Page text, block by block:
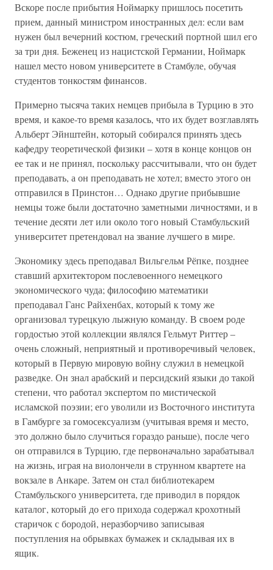
Вскоре после прибытия Ноймарку пришлось посетить
прием, данный министром иностранных дел: если вам
нужен был вечерний костюм, греческий портной шил его
за три дня. Беженец из нацистской Германии, Ноймарк
нашел место новом университете в Стамбуле, обучая
студентов тонкостям финансов.
Примерно тысяча таких немцев прибыла в Турцию в это
время, и какое-то время казалось, что их будет возглавлять
Альберт Эйнштейн, который собирался принять здесь
кафедру теоретической физики – хотя в конце концов он
ее так и не принял, поскольку рассчитывали, что он будет
преподавать, а он преподавать не хотел; вместо этого он
отправился в Принстон… Однако другие прибывшие
немцы тоже были достаточно заметными личностями, и в
течение десяти лет или около того новый Стамбульский
университет претендовал на звание лучшего в мире.
Экономику здесь преподавал Вильгельм Рёпке, позднее
ставший архитектором послевоенного немецкого
экономического чуда; философию математики
преподавал Ганс Райхенбах, который к тому же
организовал турецкую лыжную команду. В своем роде
гордостью этой коллекции являлся Гельмут Риттер –
очень сложный, неприятный и противоречивый человек,
который в Первую мировую войну служил в немецкой
разведке. Он знал арабский и персидский языки до такой
степени, что работал экспертом по мистической
исламской поэзии; его уволили из Восточного института
в Гамбурге за гомосексуализм (учитывая время и место,
это должно было случиться гораздо раньше), после чего
он отправился в Турцию, где первоначально зарабатывал
на жизнь, играя на виолончели в струнном квартете на
вокзале в Анкаре. Затем он стал библиотекарем
Стамбульского университета, где приводил в порядок
каталог, который до его прихода содержал крохотный
старичок с бородой, неразборчиво записывая
поступления на обрывках бумажек и складывая их в
ящик.